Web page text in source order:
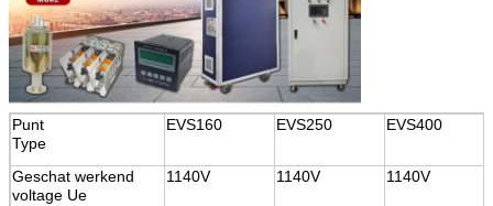
Punt
Type
EVS160 EVS250 EVS400
Geschat werkend
voltage Ue
1140V 1140V 1140V